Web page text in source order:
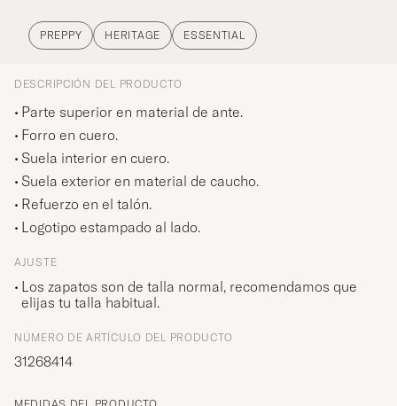
PREPPY HERITAGE ESSENTIAL
DESCRIPCIÓN DEL PRODUCTO
Parte superior en material de ante.
Forro en cuero.
Suela interior en cuero.
Suela exterior en material de caucho.
Refuerzo en el talón.
Logotipo estampado al lado.
AJUSTE
Los zapatos son de talla normal, recomendamos que
elijas tu talla habitual.
NÚMERO DE ARTÍCULO DEL PRODUCTO
31268414